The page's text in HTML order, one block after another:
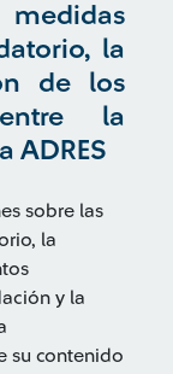
medidas
la
de los
la
ADRES
sobre las
la
y la
su contenido